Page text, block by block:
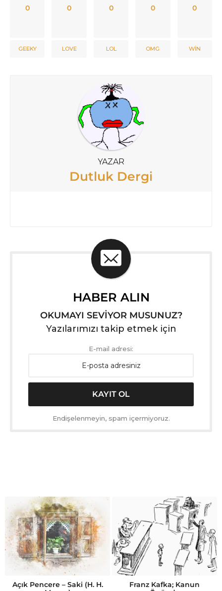
0
GEEKY
0
LOVE
0
LOL
0
OMG
0
WIN
YAZAR
Dutluk Dergi
HABER ALIN
OKUMAYI SEVİYOR MUSUNUZ?
Yazılarımızı takip etmek için
E-mail adresi:
Endişelenmeyin, spam içermiyoruz.
Açık Pencere – Saki (H. H.
Franz Kafka; Kanun